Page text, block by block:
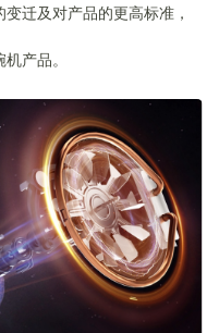
迁及对产品的更高标准，
产品。